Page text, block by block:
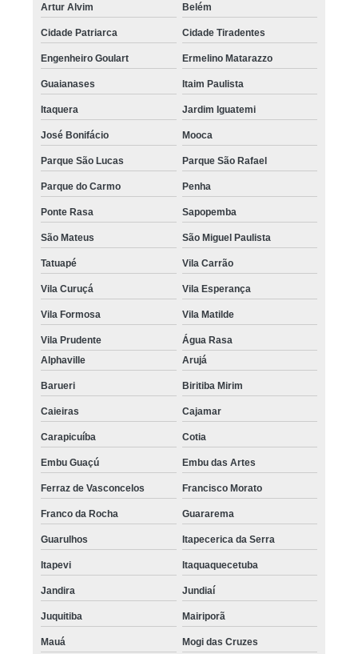
Artur Alvim Belém
Cidade Patriarca Cidade Tiradentes
Engenheiro Goulart Ermelino Matarazzo
Guaianases Itaim Paulista
Itaquera Jardim Iguatemi
José Bonifácio Mooca
Parque São Lucas Parque São Rafael
Parque do Carmo Penha
Ponte Rasa Sapopemba
São Mateus São Miguel Paulista
Tatuapé Vila Carrão
Vila Curuçá Vila Esperança
Vila Formosa Vila Matilde
Vila Prudente
Água Rasa
Alphaville
Arujá
Barueri Biritiba Mirim
Caieiras Cajamar
Carapicuíba Cotia
Embu Guaçú Embu das Artes
Ferraz de Vasconcelos Francisco Morato
Franco da Rocha Guararema
Guarulhos Itapecerica da Serra
Itapevi Itaquaquecetuba
Jandira Jundiaí
Juquitiba Mairiporã
Mauá Mogi das Cruzes